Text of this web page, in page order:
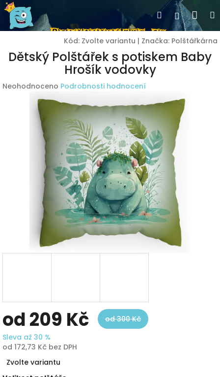
Přejít
na
obsah
Hledat
Kód: Zvolte variantu | Značka: Polštářkárna
Dětský Polštářek s potiskem Baby
Hrošík vodovky
Průměrné
Neohodnoceno Podrobnosti hodnocení
od209 Kč
od 300 Kč
Sleva až 30 %
od 172,73 Kč bez DPH
cena:
Zvolte variantu